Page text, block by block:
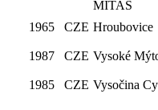
MITAS
1965 CZE Hroubovice
1987 CZE Vysoké
1985 CZE Vysočina